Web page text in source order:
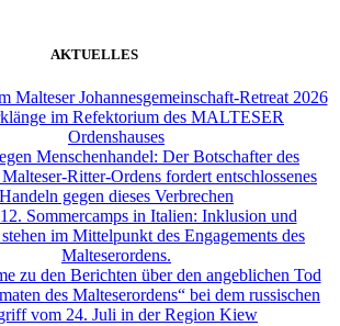
AKTUELLES
Malteser Johannesgemeinschaft-Retreat 2026
im Refektorium des MALTESER
Ordenshauses
Menschenhandel: Der Botschafter des
Ritter-Ordens fordert entschlossenes
Handeln gegen dieses Verbrechen
Sommercamps in Italien: Inklusion und
im Mittelpunkt des Engagements des
Malteserordens.
zu den Berichten über den angeblichen Tod
des Malteserordens“ bei dem russischen
vom 24. Juli in der Region Kiew